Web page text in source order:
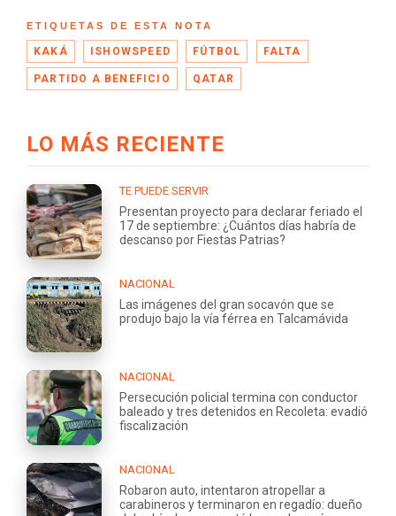
ETIQUETAS DE ESTA NOTA
KAKÁ ISHOWSPEED FÚTBOL FALTA
PARTIDO A BENEFICIO QATAR
LO MÁS RECIENTE
TE PUEDE SERVIR
Presentan proyecto para declarar feriado el
17 de septiembre: ¿Cuántos días habría de
descanso por Fiestas Patrias?
NACIONAL
Las imágenes del gran socavón que se
produjo bajo la vía férrea en Talcamávida
NACIONAL
Persecución policial termina con conductor
baleado y tres detenidos en Recoleta: evadió
fiscalización
NACIONAL
Robaron auto, intentaron atropellar a
carabineros y terminaron en regadío: dueño